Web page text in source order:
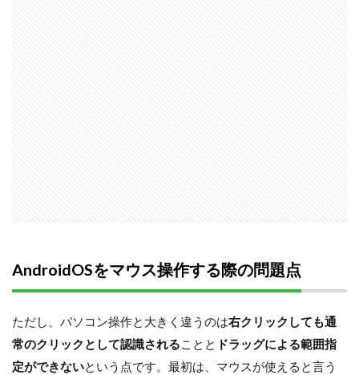
AndroidOSをマウス操作する際の問題点
ただし、パソコン操作と大きく違うのは右クリックしても通
常のクリックとして認識されることと ドラッグによる範囲指
定ができないという点です。最初は、マウスが使えると言う